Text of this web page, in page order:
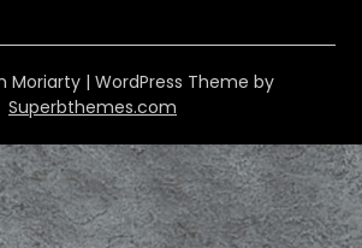
Moriarty | WordPress Theme by
Superbthemes.com